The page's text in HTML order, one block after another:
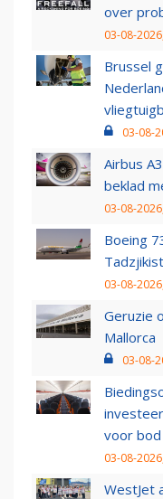
over
03-08-
Brussel
03-08-
Airbus
beklad
03-08-
Boeing
03-08-
Geruzie
Mallorca
03-08-
voor bod
03-08-
WestJet